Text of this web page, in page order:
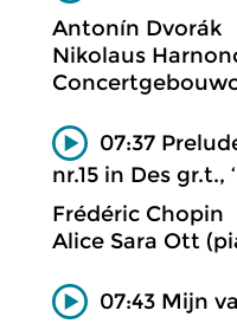
Antonín Dvorák
Nikolaus
07:37
nr.15 in Des gr.t.,
Frédéric Chopin
Alice Sara Ott
07:43 Mijn